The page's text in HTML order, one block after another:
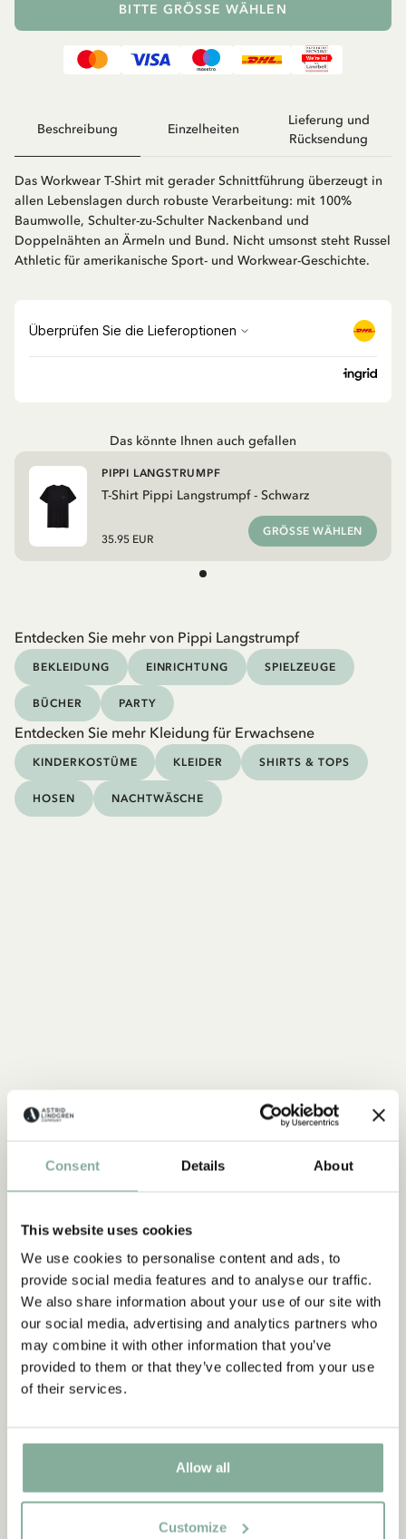
Consent Details About
This website uses cookies
We use cookies to personalise content and ads, to
provide social media features and to analyse our traffic.
We also share information about your use of our site with
our social media, advertising and analytics partners who
may combine it with other information that you’ve
provided to them or that they’ve collected from your use
of their services.
Allow all
Customize
BITTE GRÖSSE WÄHLEN
Beschreibung Einzelheiten
Lieferung und
Rücksendung
Das Workwear T-Shirt mit gerader Schnittführung überzeugt in
allen Lebenslagen durch robuste Verarbeitung: mit 100%
Baumwolle, Schulter-zu-Schulter Nackenband und
Doppelnähten an Ärmeln und Bund. Nicht umsonst steht Russel
Athletic für amerikanische Sport- und Workwear-Geschichte.
Das könnte Ihnen auch gefallen
T-Shirt Pippi Langstrumpf - Schwarz
PIPPI LANGSTRUMPF
35.95 EUR
GRÖSSE WÄHLEN
Entdecken Sie mehr von Pippi Langstrumpf
BEKLEIDUNG EINRICHTUNG SPIELZEUGE
BÜCHER PARTY
Entdecken Sie mehr Kleidung für Erwachsene
KINDERKOSTÜME KLEIDER SHIRTS & TOPS
HOSEN NACHTWÄSCHE
„Wer stark ist, muss auch gut
sein.“
aus Kennst du Pippi Langstrumpf?
DIE PIPPI-LANGSTRUMPF-SAMMLUNG
NEU -15%